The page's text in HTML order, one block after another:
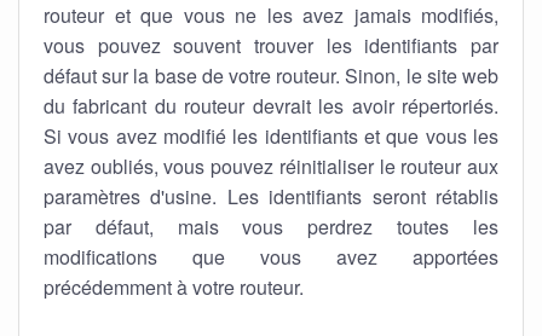
routeur et que vous ne les avez jamais modifiés,
vous pouvez souvent trouver les identifiants par
défaut sur la base de votre routeur. Sinon, le site web
du fabricant du routeur devrait les avoir répertoriés.
Si vous avez modifié les identifiants et que vous les
avez oubliés, vous pouvez réinitialiser le routeur aux
paramètres d'usine. Les identifiants seront rétablis
par défaut, mais vous perdrez toutes les
modifications que vous avez apportées
précédemment à votre routeur.